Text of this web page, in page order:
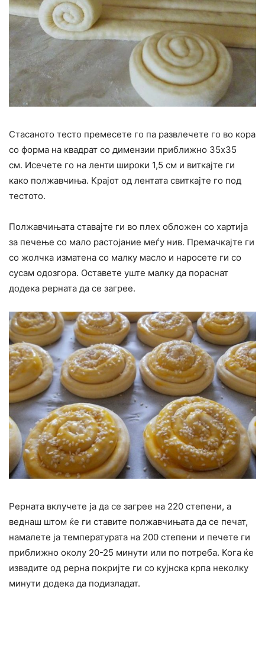
Стасаното тесто премесете го па развлечете го во кора
со форма на квадрат со димензии приближно 35х35
см. Исечете го на ленти широки 1,5 см и виткајте ги
како полжавчиња. Крајот од лентата свиткајте го под
тестото.
Полжавчињата ставајте ги во плех обложен со хартија
за печење со мало растојание меѓу нив. Премачкајте ги
со жолчка изматена со малку масло и наросете ги со
сусам одозгора. Оставете уште малку да пораснат
додека рерната да се загрее.
Рерната вклучете ја да се загрее на 220 степени, а
веднаш штом ќе ги ставите полжавчињата да се печат,
намалете ја температурата на 200 степени и печете ги
приближно околу 20-25 минути или по потреба. Кога ќе
извадите од рерна покријте ги со кујнска крпа неколку
минути додека да подизладат.